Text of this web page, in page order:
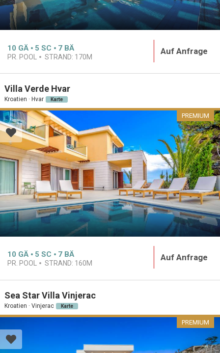
10 GÄ 5 SC 7 BÄ
PR. POOL STRAND: 170M
Auf Anfrage
Villa Verde Hvar
Kroatien · Hvar Karte
PREMIUM
10 GÄ 5 SC 7 BÄ
PR. POOL STRAND: 160M
Auf Anfrage
Sea Star Villa Vinjerac
Kroatien · Vinjerac Karte
PREMIUM